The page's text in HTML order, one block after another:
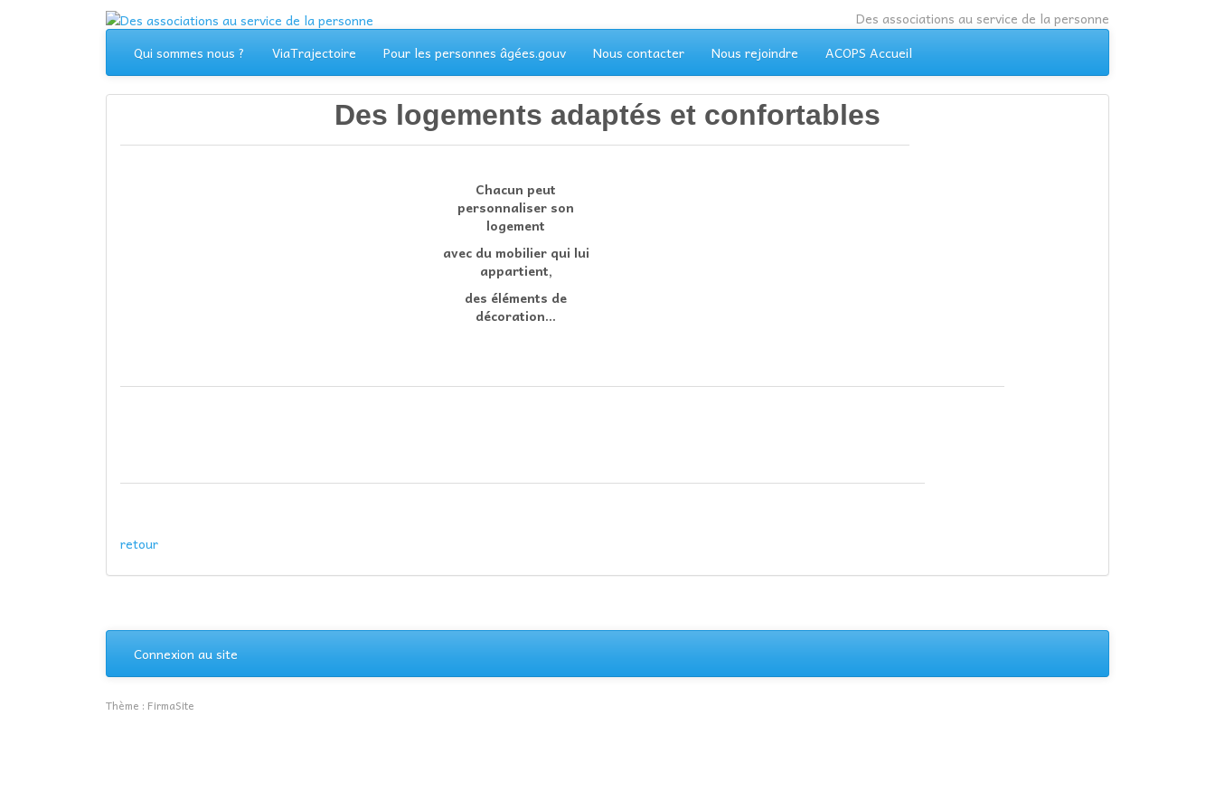
Des associations au service de la personne
Qui sommes nous ?
ViaTrajectoire Pour les personnes âgées.gouv Nous contacter Nous rejoindre ACOPS Accueil
Des logements adaptés et confortables
Chacun peut
personnaliser son
logement
avec du mobilier qui lui
appartient,
des éléments de
décoration…
retour
Connexion au site
Thème : FirmaSite